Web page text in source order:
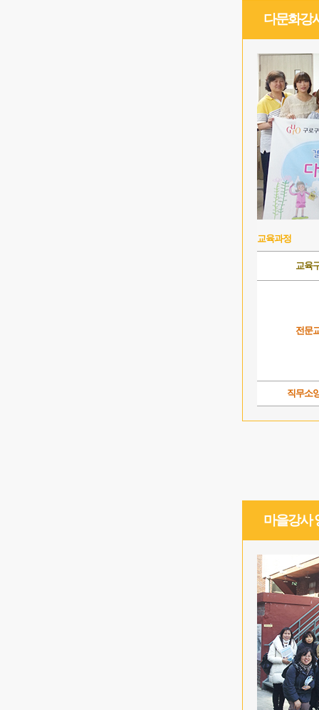
다문화강
교육과정
교육
전문
직무소
마을강사